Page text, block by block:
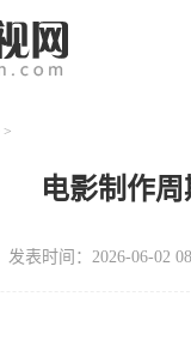
>
电影制作
发表时间：2026-06-02